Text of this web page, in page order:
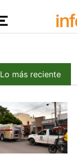
Lo más reciente